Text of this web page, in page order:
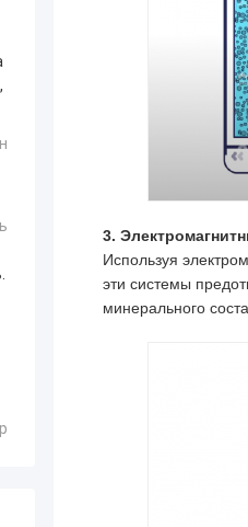
3.
Используя
эти системы
минерального